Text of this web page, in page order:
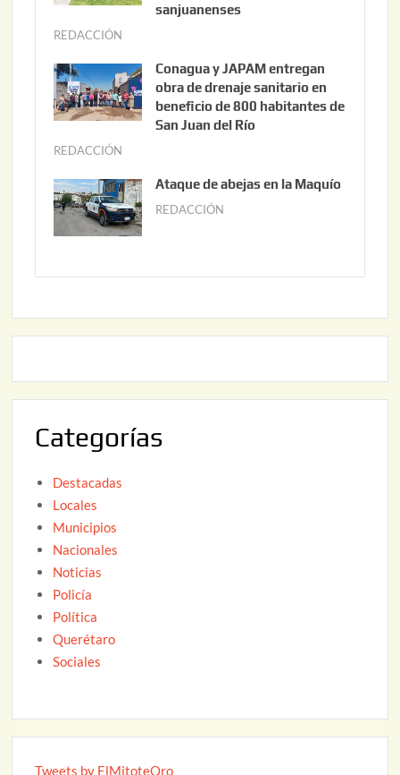
t
,
2
0
sanjuanenses
REDACCIÓN
n
i
o
,
2
0
6
Conagua y JAPAM entregan
obra de drenaje sanitario en
beneficio de 800 habitantes de
San Juan del Río
REDACCIÓN
n
i
o
Ataque de abejas en la Maquío
REDACCIÓN
o
2
Categorías
Destacadas
Locales
Municipios
Nacionales
Noticias
Policía
Política
Querétaro
Sociales
Tweets by ElMitoteQro